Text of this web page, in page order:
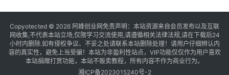
Copyotected © 2026 阿峰创业网 免责声明：本站资源来自会员发布以及互联
网收集,不代表本站立场,仅限学习交流使用,请遵循相关法律法规,请在下载后24
小时内删除.如有侵权争议、不妥之处请联系本站删除处理！请用户仔细辨认内
容的真实性，避免上当受骗！本站为非盈利性站点，VIP功能仅仅作为用户喜欢
本站捐赠打赏功能，本站不贩卖教程，所有内容不作为商业行为。
湘ICP备2023015240号-2